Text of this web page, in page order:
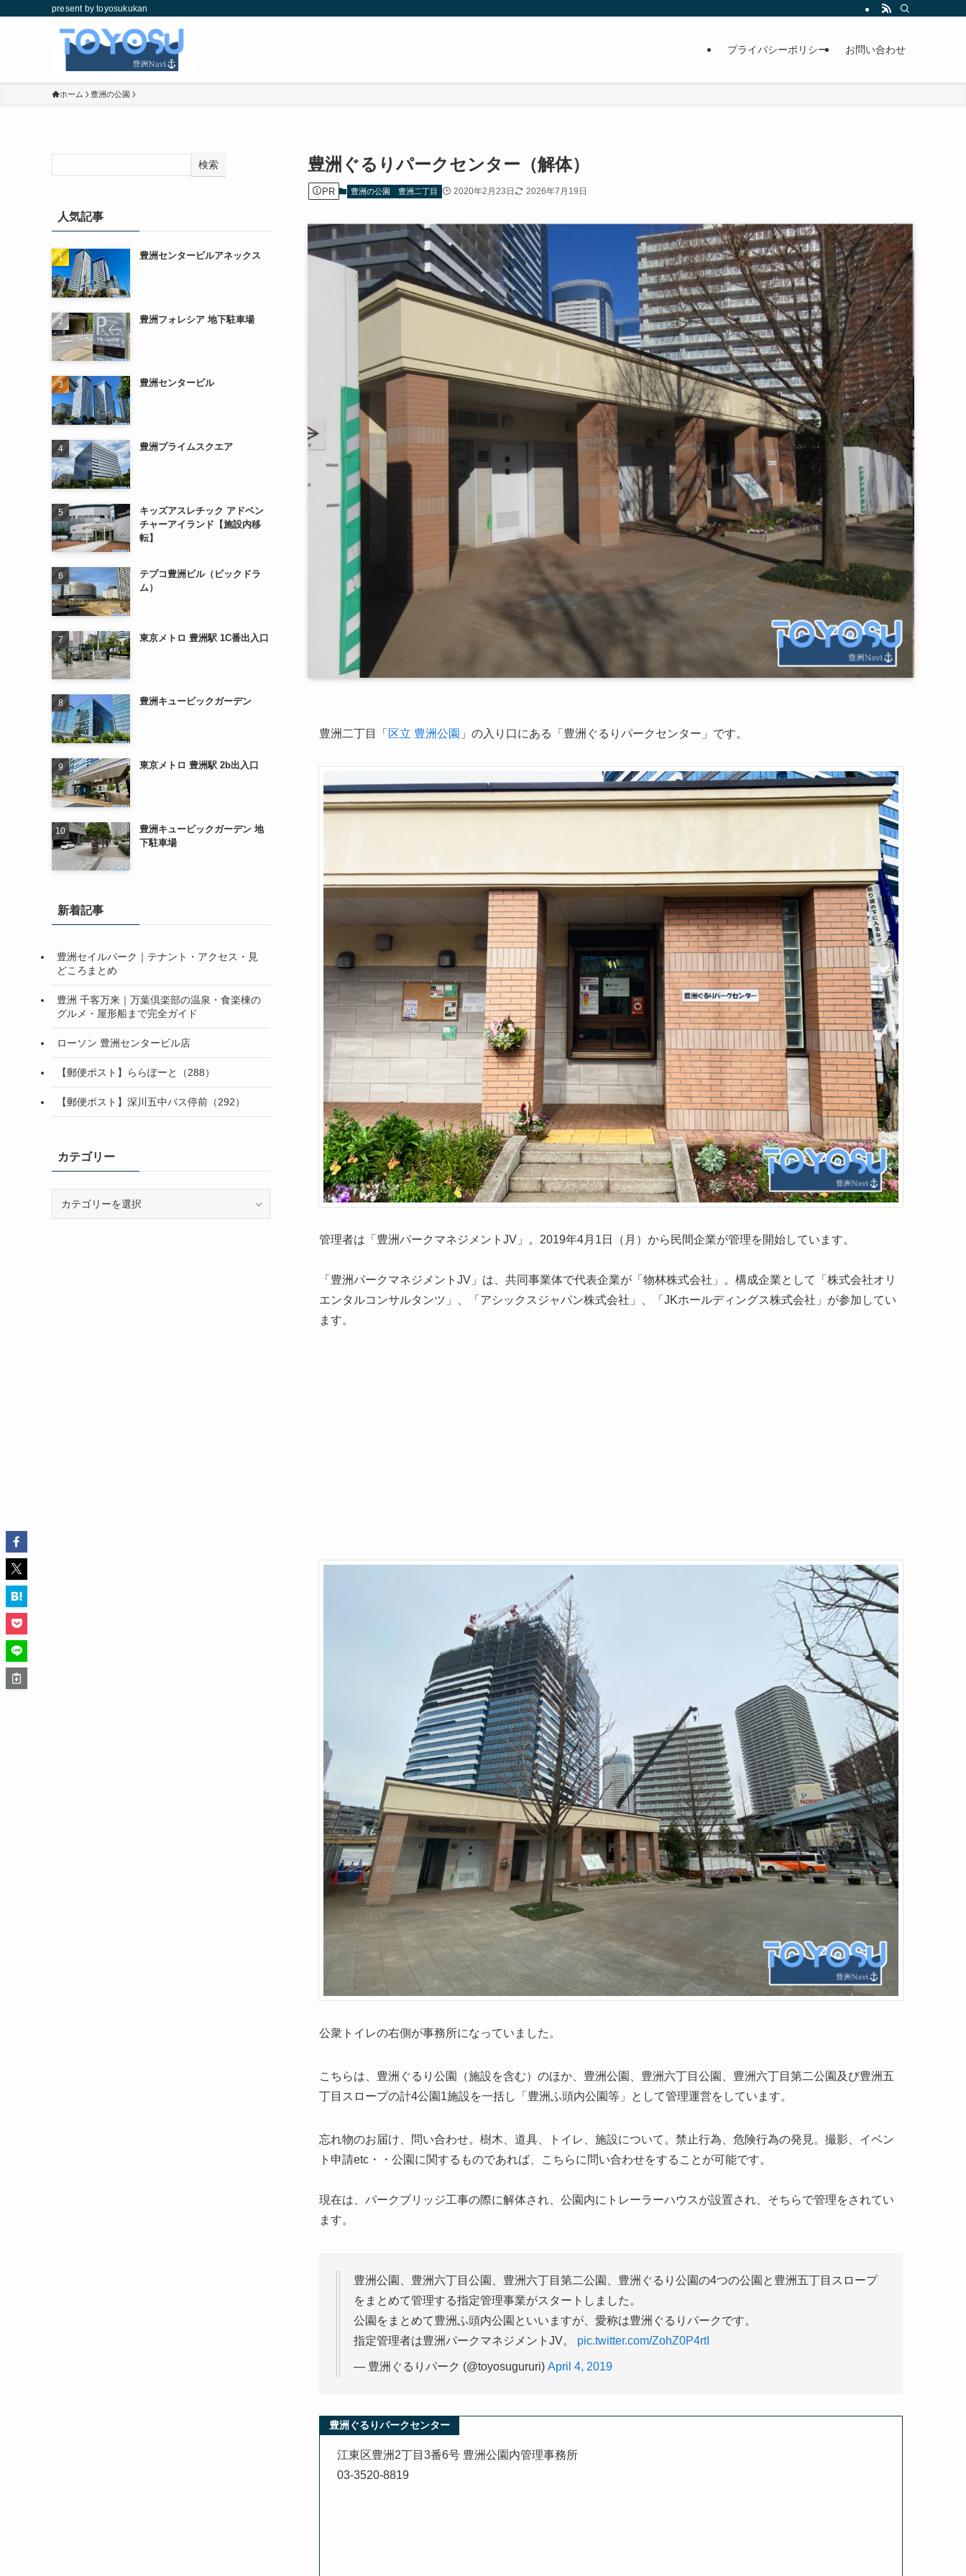
present by toyosukukan
プライバシーポリシー お問い合わせ
ホーム 豊洲の公園
豊洲ぐるりパークセンター（解体）
PR 豊洲の公園 豊洲二丁目 2020年2月23日 2026年7月19日
豊洲二丁目「 区立 豊洲公園 」の入り口にある「豊洲ぐるりパークセンター」です。
管理者は「豊洲パークマネジメントJV」。2019年4月1日（月）から民間企業が管理を開始しています。
「豊洲パークマネジメントJV」は、共同事業体で代表企業が「物林株式会社」。構成企業として「株式会社オリ
エンタルコンサルタンツ」、「アシックスジャパン株式会社」、「JKホールディングス株式会社」が参加してい
ます。
公衆トイレの右側が事務所になっていました。
こちらは、豊洲ぐるり公園（施設を含む）のほか、豊洲公園、豊洲六丁目公園、豊洲六丁目第二公園及び豊洲五
丁目スロープの計4公園1施設を一括し「豊洲ふ頭内公園等」として管理運営をしています。
忘れ物のお届け、問い合わせ。樹木、道具、トイレ、施設について。禁止行為、危険行為の発見。撮影、イベン
ト申請etc・・公園に関するものであれば、こちらに問い合わせをすることが可能です。
現在は、パークブリッジ工事の際に解体され、公園内にトレーラーハウスが設置され、そちらで管理をされてい
ます。
豊洲公園、豊洲六丁目公園、豊洲六丁目第二公園、豊洲ぐるり公園の4つの公園と豊洲五丁目スロープ
をまとめて管理する指定管理事業がスタートしました。
公園をまとめて豊洲ふ頭内公園といいますが、愛称は豊洲ぐるりパークです。
指定管理者は豊洲パークマネジメントJV。 pic.twitter.com/ZohZ0P4rtI
— 豊洲ぐるりパーク (@toyosugururi) April 4, 2019
豊洲ぐるりパークセンター
江東区豊洲2丁目3番6号 豊洲公園内管理事務所
03-3520-8819
検索
人気記事
豊洲センタービルアネックス
豊洲フォレシア 地下駐車場
豊洲センタービル
豊洲プライムスクエア
キッズアスレチック アドベン
チャーアイランド【施設内移
転】
テプコ豊洲ビル（ビックドラ
ム）
東京メトロ 豊洲駅 1C番出入口
豊洲キュービックガーデン
東京メトロ 豊洲駅 2b出入口
豊洲キュービックガーデン 地
下駐車場
新着記事
豊洲セイルパーク｜テナント・アクセス・見
どころまとめ
豊洲 千客万来｜万葉倶楽部の温泉・食楽棟の
グルメ・屋形船まで完全ガイド
ローソン 豊洲センタービル店
【郵便ポスト】ららぽーと（288）
【郵便ポスト】深川五中バス停前（292）
カテゴリー